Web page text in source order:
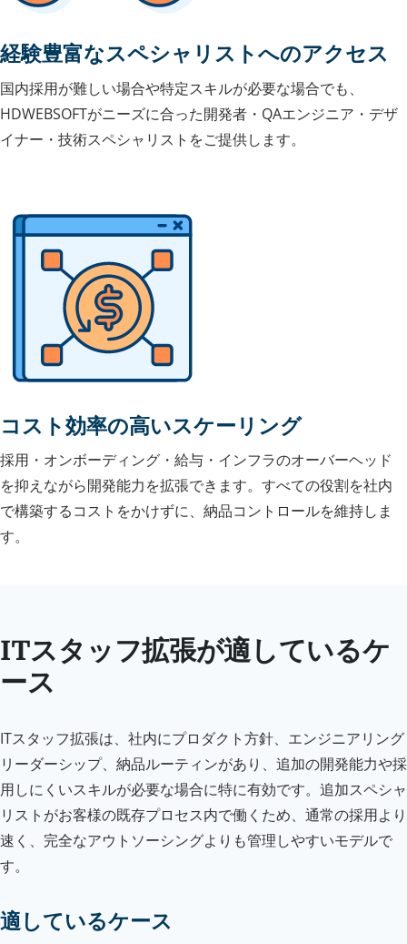
経験豊富なスペシャリストへのアクセス
国内採用が難しい場合や特定スキルが必要な場合でも、
HDWEBSOFTがニーズに合った開発者・QAエンジニア・デザ
イナー・技術スペシャリストをご提供します。
コスト効率の高いスケーリング
採用・オンボーディング・給与・インフラのオーバーヘッド
を抑えながら開発能力を拡張できます。すべての役割を社内
で構築するコストをかけずに、納品コントロールを維持しま
す。
ITスタッフ拡張が適しているケ
ース
ITスタッフ拡張は、社内にプロダクト方針、エンジニアリング
リーダーシップ、納品ルーティンがあり、追加の開発能力や採
用しにくいスキルが必要な場合に特に有効です。追加スペシャ
リストがお客様の既存プロセス内で働くため、通常の採用より
速く、完全なアウトソーシングよりも管理しやすいモデルで
す。
適しているケース